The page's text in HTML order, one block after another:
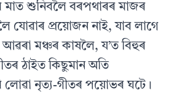
মাত শুনিবলৈ বৰপথাৰৰ মাজৰ
প্রয়ােজন নাই, যাব লাগে
আৱৰা মঞ্চৰ কাষলৈ, য’ত বিহুৰ
ঠাইত কিছুমান অতি
নৃত্য-গীতৰ পয়ােভৰ ঘটে।